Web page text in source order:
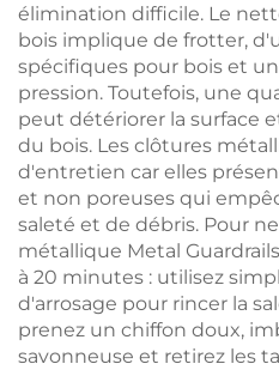
élimination difficile. Le
bois implique de frotter,
spécifiques pour bois et
pression. Toutefois, une
peut détériorer la surface
du bois. Les clôtures
d'entretien car elles
et non poreuses qui
saleté et de débris. Pour
métallique Metal
à 20 minutes : utilisez
d'arrosage pour rincer la
prenez un chiffon doux,
savonneuse et retirez les